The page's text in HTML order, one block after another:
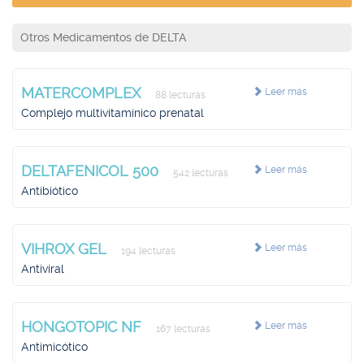
Otros Medicamentos de DELTA
Leer más
MATERCOMPLEX 88 lecturas
Complejo multivitamínico prenatal
Leer más
DELTAFENICOL 500 542 lecturas
Antibiótico
Leer más
VIHROX GEL 194 lecturas
Antiviral
Leer más
HONGOTOPIC NF 167 lecturas
Antimicótico